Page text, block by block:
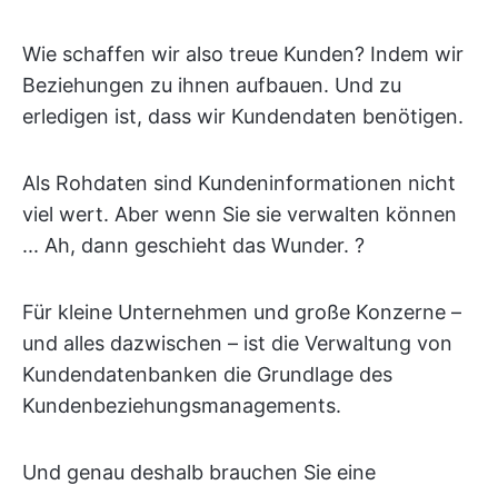
Wie schaffen wir also treue Kunden? Indem wir
Beziehungen zu ihnen aufbauen. Und zu
erledigen ist, dass wir Kundendaten benötigen.
Als Rohdaten sind Kundeninformationen nicht
viel wert. Aber wenn Sie sie verwalten können
... Ah, dann geschieht das Wunder. ?
Für kleine Unternehmen und große Konzerne –
und alles dazwischen – ist die Verwaltung von
Kundendatenbanken die Grundlage des
Kundenbeziehungsmanagements.
Und genau deshalb brauchen Sie eine